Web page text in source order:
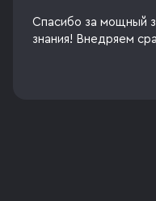
Спасибо за мощный
знания! Внедряем